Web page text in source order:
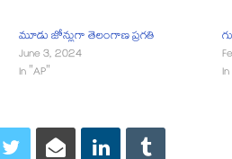
మూడు జోన్లుగా తెలంగాణ ప్రగతి
June 3, 2024
In "AP"